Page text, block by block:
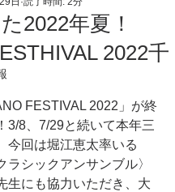
2022年夏！
2022千
FESTIVAL 2022」が終
3/8、7/29と続いて本年三
今回は堀江恵太率いる
ラシックアンサンブル〉
生にも協力いただき、大